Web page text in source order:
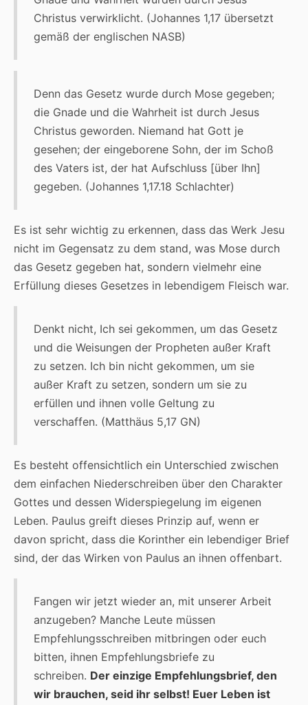
Christus verwirklicht. (Johannes 1,17 übersetzt
gemäß der englischen NASB)
Denn das Gesetz wurde durch Mose gegeben;
die Gnade und die Wahrheit ist durch Jesus
Christus geworden. Niemand hat Gott je
gesehen; der eingeborene Sohn, der im Schoß
des Vaters ist, der hat Aufschluss [über Ihn]
gegeben. (Johannes 1,17.18 Schlachter)
Es ist sehr wichtig zu erkennen, dass das Werk Jesu
nicht im Gegensatz zu dem stand, was Mose durch
das Gesetz gegeben hat, sondern vielmehr eine
Erfüllung dieses Gesetzes in lebendigem Fleisch war.
Denkt nicht, Ich sei gekommen, um das Gesetz
und die Weisungen der Propheten außer Kraft
zu setzen. Ich bin nicht gekommen, um sie
außer Kraft zu setzen, sondern um sie zu
erfüllen und ihnen volle Geltung zu
verschaffen. (Matthäus 5,17 GN)
Es besteht offensichtlich ein Unterschied zwischen
dem einfachen Niederschreiben über den Charakter
Gottes und dessen Widerspiegelung im eigenen
Leben. Paulus greift dieses Prinzip auf, wenn er
davon spricht, dass die Korinther ein lebendiger Brief
sind, der das Wirken von Paulus an ihnen offenbart.
Fangen wir jetzt wieder an, mit unserer Arbeit
anzugeben? Manche Leute müssen
Empfehlungsschreiben mitbringen oder euch
bitten, ihnen Empfehlungsbriefe zu
schreiben. Der einzige Empfehlungsbrief, den
wir brauchen, seid ihr selbst! Euer Leben ist